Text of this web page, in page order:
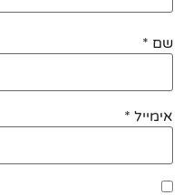
שם *
אימייל *